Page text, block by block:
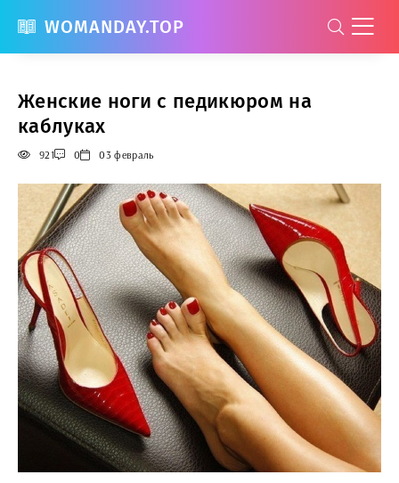
WOMANDAY.TOP
Женские ноги с педикюром на
каблуках
921 0 03 февраль